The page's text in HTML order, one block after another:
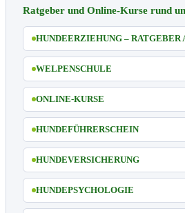
Ratgeber und Online-Kurse rund
HUNDEERZIEHUNG – RATGEBER
WELPENSCHULE
ONLINE-KURSE
HUNDEFÜHRERSCHEIN
HUNDEVERSICHERUNG
HUNDEPSYCHOLOGIE